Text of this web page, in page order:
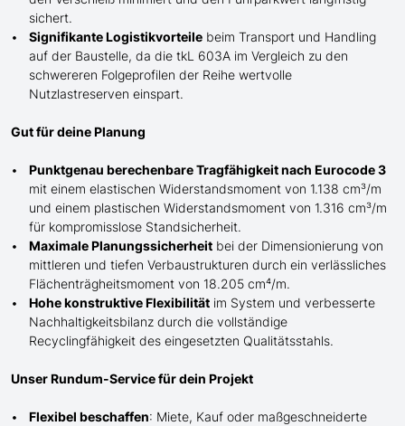
sichert.
Signifikante Logistikvorteile beim Transport und Handling
auf der Baustelle, da die tkL 603A im Vergleich zu den
schwereren Folgeprofilen der Reihe wertvolle
Nutzlastreserven einspart.
Gut für deine Planung
Punktgenau berechenbare Tragfähigkeit nach Eurocode 3
mit einem elastischen Widerstandsmoment von 1.138 cm³/m
und einem plastischen Widerstandsmoment von 1.316 cm³/m
für kompromisslose Standsicherheit.
Maximale Planungssicherheit bei der Dimensionierung von
mittleren und tiefen Verbaustrukturen durch ein verlässliches
Flächenträgheitsmoment von 18.205 cm⁴/m.
Hohe konstruktive Flexibilität im System und verbesserte
Nachhaltigkeitsbilanz durch die vollständige
Recyclingfähigkeit des eingesetzten Qualitätsstahls.
Unser Rundum-Service für dein Projekt
Flexibel beschaffen: Miete, Kauf oder maßgeschneiderte